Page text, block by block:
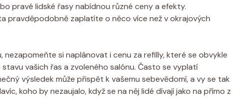
pravé lidské řasy nabídnou‌ různé⁣ ceny a efekty.
pravděpodobně zaplatíte‌ o ⁢něco‍ více než v okrajových
nezapomeňte si naplánovat i ⁢cenu za refilly, které se obvykle
vašich řas a zvoleného salónu. Často ​se vyplatí
výsledek může ⁢přispět k⁣ vašemu sebevědomí, a vy se⁤ tak
koho by nezaujalo, ⁢když se ​na něj lidé dívají jako ‍na přímo ⁢z⁤